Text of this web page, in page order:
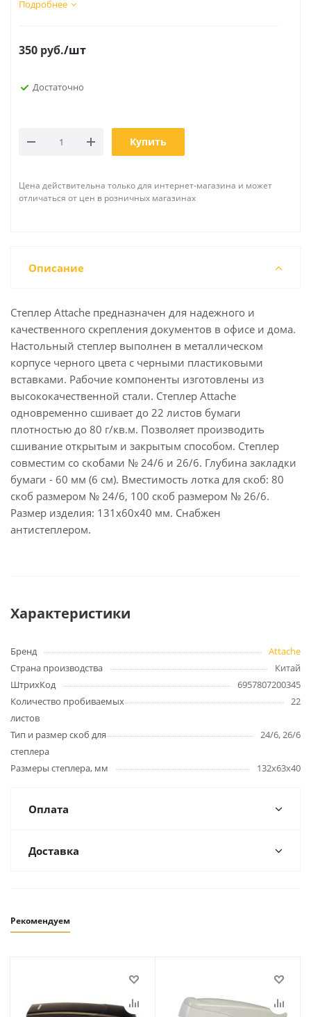
Подробнее
350 руб./шт
Достаточно
Купить
Цена действительна только для интернет-магазина и может
отличаться от цен в розничных магазинах
Описание
Степлер Attache предназначен для надежного и
качественного скрепления документов в офисе и дома.
Настольный степлер выполнен в металлическом
корпусе черного цвета с черными пластиковыми
вставками. Рабочие компоненты изготовлены из
высококачественной стали. Степлер Attache
одновременно сшивает до 22 листов бумаги
плотностью до 80 г/кв.м. Позволяет производить
сшивание открытым и закрытым способом. Степлер
совместим со скобами № 24/6 и 26/6. Глубина закладки
бумаги - 60 мм (6 см). Вместимость лотка для скоб: 80
скоб размером № 24/6, 100 скоб размером № 26/6.
Размер изделия: 131x60x40 мм. Снабжен
антистеплером.
Характеристики
Бренд
Attache
Страна производства
Китай
ШтрихКод
6957807200345
Количество пробиваемых
листов
22
Тип и размер скоб для
степлера
24/6, 26/6
Размеры степлера, мм 132x63x40
Оплата
Доставка
Рекомендуем